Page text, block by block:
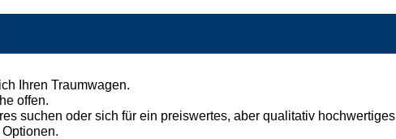
Ihren Traumwagen.
offen.
suchen oder sich für ein preiswertes, aber qualitativ hochwertiges